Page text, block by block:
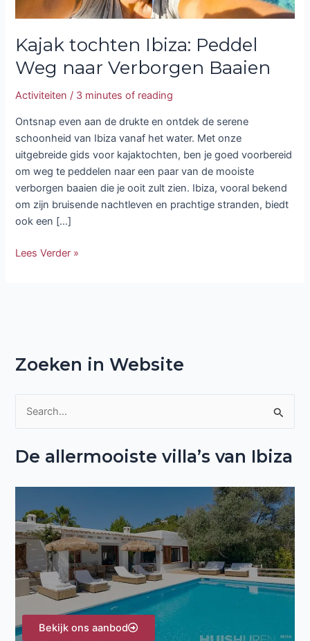
Kajak tochten Ibiza: Peddel
Weg naar Verborgen Baaien
Activiteiten / 3 minutes of reading
Ontsnap even aan de drukte en ontdek de serene
schoonheid van Ibiza vanaf het water. Met onze
uitgebreide gids voor kajaktochten, ben je goed voorbereid
om weg te peddelen naar een paar van de mooiste
verborgen baaien die je ooit zult zien. Ibiza, vooral bekend
om zijn bruisende nachtleven en prachtige stranden, biedt
ook een […]
Lees Verder »
Zoeken in Website
e
a
r
:
De allermooiste villa’s van Ibiza
Bekijk ons aanbod